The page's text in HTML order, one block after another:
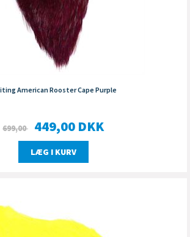
American Rooster Cape Purple
699,00 449,00 DKK
LÆG I KURV